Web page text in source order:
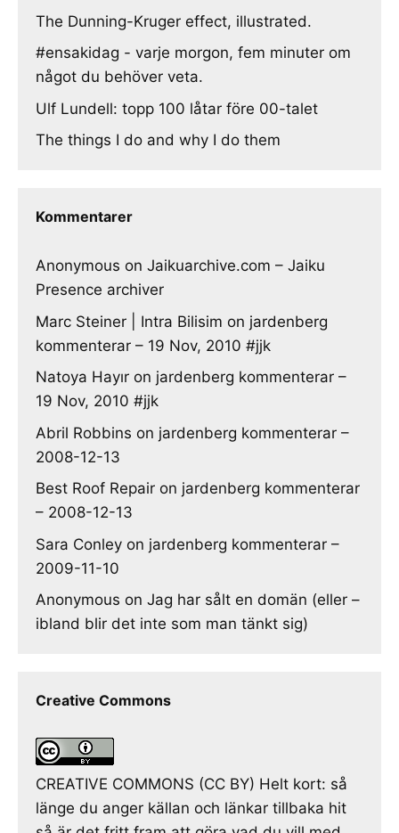
The Dunning-Kruger effect, illustrated.
#ensakidag - varje morgon, fem minuter om
något du behöver veta.
Ulf Lundell: topp 100 låtar före 00-talet
The things I do and why I do them
Kommentarer
Anonymous on Jaikuarchive.com – Jaiku
Presence archiver
Marc Steiner | Intra Bilisim on jardenberg
kommenterar – 19 Nov, 2010 #jjk
Natoya Hayır on jardenberg kommenterar –
19 Nov, 2010 #jjk
Abril Robbins on jardenberg kommenterar –
2008-12-13
Best Roof Repair on jardenberg kommenterar
– 2008-12-13
Sara Conley on jardenberg kommenterar –
2009-11-10
Anonymous on Jag har sålt en domän (eller –
ibland blir det inte som man tänkt sig)
Creative Commons
CREATIVE COMMONS (CC BY) Helt kort: så
länge du anger källan och länkar tillbaka hit